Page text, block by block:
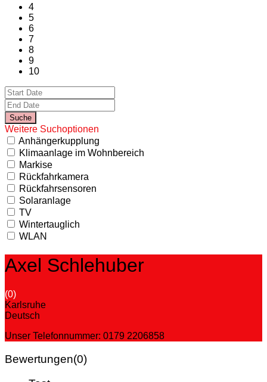
4
5
6
7
8
9
10
Weitere Suchoptionen
Anhängerkupplung
Klimaanlage im Wohnbereich
Markise
Rückfahrkamera
Rückfahrsensoren
Solaranlage
TV
Wintertauglich
WLAN
Axel Schlehuber
(0)
Karlsruhe
Deutsch
Unser Telefonnummer: 0179 2206858
Bewertungen(0)